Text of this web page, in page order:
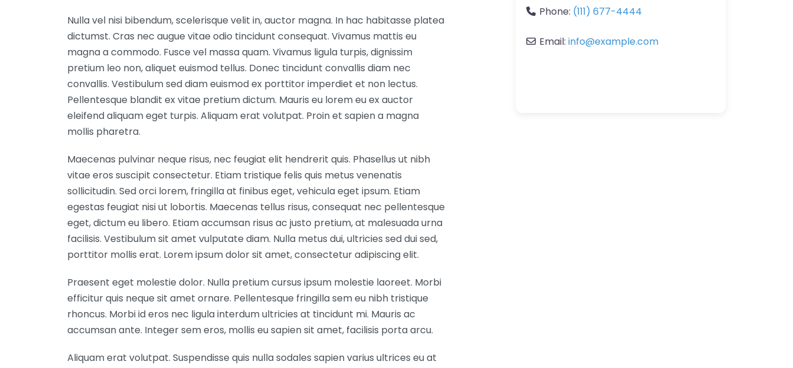
Nulla vel nisi bibendum, scelerisque velit in, auctor magna. In hac habitasse platea
dictumst. Cras nec augue vitae odio tincidunt consequat. Vivamus mattis eu
magna a commodo. Fusce vel massa quam. Vivamus ligula turpis, dignissim
pretium leo non, aliquet euismod tellus. Donec tincidunt convallis diam nec
convallis. Vestibulum sed diam euismod ex porttitor imperdiet et non lectus.
Pellentesque blandit ex vitae pretium dictum. Mauris eu lorem eu ex auctor
eleifend aliquam eget turpis. Aliquam erat volutpat. Proin et sapien a magna
mollis pharetra.
Maecenas pulvinar neque risus, nec feugiat elit hendrerit quis. Phasellus ut nibh
vitae eros suscipit consectetur. Etiam tristique felis quis metus venenatis
sollicitudin. Sed orci lorem, fringilla at finibus eget, vehicula eget ipsum. Etiam
egestas feugiat nisi ut lobortis. Maecenas tellus risus, consequat nec pellentesque
eget, dictum eu libero. Etiam accumsan risus ac justo pretium, at malesuada urna
facilisis. Vestibulum sit amet vulputate diam. Nulla metus dui, ultricies sed dui sed,
porttitor mollis erat. Lorem ipsum dolor sit amet, consectetur adipiscing elit.
Praesent eget molestie dolor. Nulla pretium cursus ipsum molestie laoreet. Morbi
efficitur quis neque sit amet ornare. Pellentesque fringilla sem eu nibh tristique
rhoncus. Morbi id eros nec ligula interdum ultricies at tincidunt mi. Mauris ac
accumsan ante. Integer sem eros, mollis eu sapien sit amet, facilisis porta arcu.
Aliquam erat volutpat. Suspendisse quis nulla sodales sapien varius ultrices eu at
Phone: (111) 677-4444
Email: info@example.com